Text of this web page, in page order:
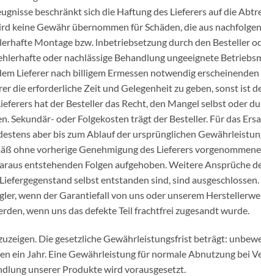
beschränkt sich die Haftung des Lieferers auf die
keine Gewähr übernommen für Schäden, die aus
Montage bzw. lnbetriebsetzung durch den Besteller
oder nachlässige Behandlung ungeeignete
Lieferer nach billigem Ermessen notwendig
die erforderliche Zeit und Gelegenheit zu geben, sonst ist
hat der Besteller das Recht, den Mangel selbst oder
Sekundär- oder Folgekosten trägt der Besteller. Für das
aber bis zum Ablauf der ursprünglichen
ohne vorherige Genehmigung des Lieferers
entstehenden Folgen aufgehoben. Weitere Ansprüche
selbst entstanden sind, sind
wenn der Garantiefall von uns oder unserem
wenn uns das defekte Teil frachtfrei zugesandt wurde.
Die gesetzliche Gewährleistungsfrist beträgt:
ein Jahr. Eine Gewährleistung für normale Abnutzung bei
unserer Produkte wird vorausgesetzt.